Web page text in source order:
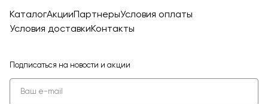
КаталогАкции ПартнерыУсловия оплаты
Условия доставкиКонтакты
Подписаться на новости и акции